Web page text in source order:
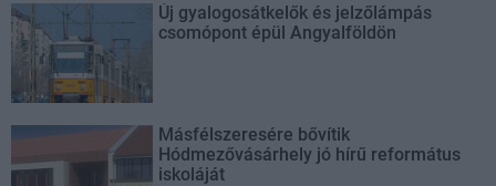
Új gyalogosátkelők és jelzőlámpás
csomópont épül Angyalföldön
Másfélszeresére bővítik
Hódmezővásárhely jó hírű református
iskoláját